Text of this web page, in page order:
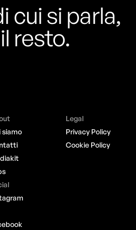
cui si parla,
resto.
siamo
Legal
Privacy Policy
Cookie Policy